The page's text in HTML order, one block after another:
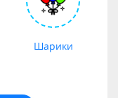
Шарики